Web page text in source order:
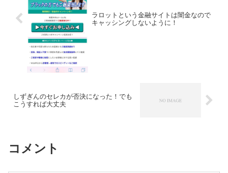
ラロットという金融サイトは闇金なので
キャッシングしないように！
しずぎんのセレカが否決になった！でも
こうすれば大丈夫
コメント